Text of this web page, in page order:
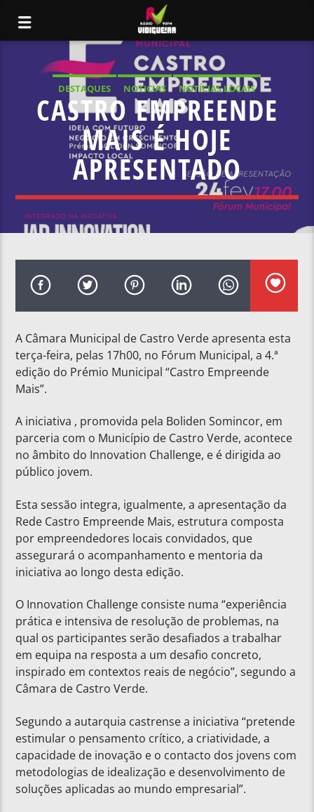
DESTAQUES NOTICIAS
NOTÍCIAS LOCAIS
NOTÍCIAS NACIONAIS
CASTRO EMPREENDE
MAIS É HOJE
APRESENTADO
A Câmara Municipal de Castro Verde apresenta esta
terça-feira, pelas 17h00, no Fórum Municipal, a 4.ª
edição do Prémio Municipal “Castro Empreende
Mais”.
A iniciativa , promovida pela Boliden Somincor, em
parceria com o Município de Castro Verde, acontece
no âmbito do Innovation Challenge, e é dirigida ao
público jovem.
Esta sessão integra, igualmente, a apresentação da
Rede Castro Empreende Mais, estrutura composta
por empreendedores locais convidados, que
assegurará o acompanhamento e mentoria da
iniciativa ao longo desta edição.
O Innovation Challenge consiste numa “experiência
prática e intensiva de resolução de problemas, na
qual os participantes serão desafiados a trabalhar
em equipa na resposta a um desafio concreto,
inspirado em contextos reais de negócio”, segundo a
Câmara de Castro Verde.
Segundo a autarquia castrense a iniciativa “pretende
estimular o pensamento crítico, a criatividade, a
capacidade de inovação e o contacto dos jovens com
metodologias de idealização e desenvolvimento de
soluções aplicadas ao mundo empresarial”.